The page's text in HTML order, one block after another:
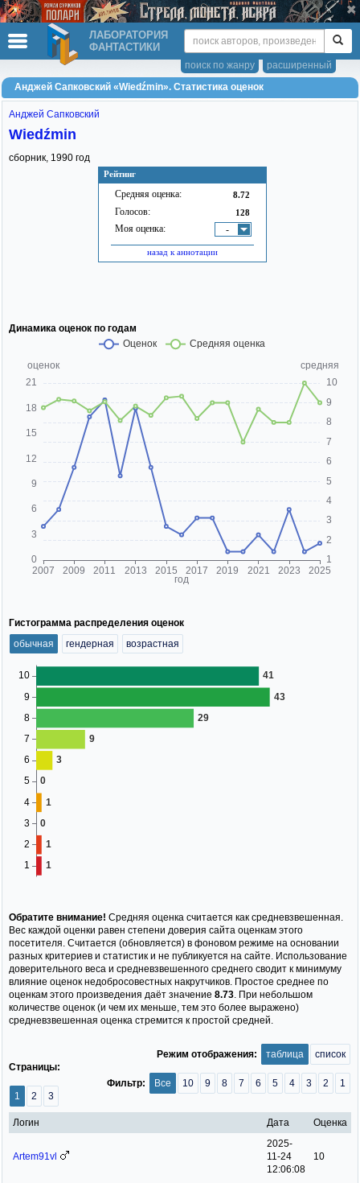
ЛАБОРАТОРИЯ
ФАНТАСТИКИ
расширенный
поиск по жанру
Анджей Сапковский «Wiedźmin». Статистика оценок
Рейтинг
Средняя оценка: 8.72
Голосов: 128
Моя оценка: -
назад к аннотации
Анджей Сапковский
Wiedźmin
сборник, 1990 год
Динамика оценок по годам
Гистограмма распределения оценок
обычная
гендерная возрастная
Обратите внимание! Средняя оценка считается как средневзвешенная.
Вес каждой оценки равен степени доверия сайта оценкам этого
посетителя. Считается (обновляется) в фоновом режиме на основании
разных критериев и статистик и не публикуется на сайте. Использование
доверительного веса и средневзвешенного среднего сводит к минимуму
влияние оценок недобросовестных накрутчиков. Простое среднее по
оценкам этого произведения даёт значение 8.73 . При небольшом
количестве оценок (и чем их меньше, тем это более выражено)
средневзвешенная оценка стремится к простой средней.
Режим отображения: таблица список
Все 10 9 8 7 6 5 4 3 2 1
Фильтр:
Страницы:
1 2 3
Логин Дата Оценка
Artem91vl
2025-
11-24
12:06:08
10